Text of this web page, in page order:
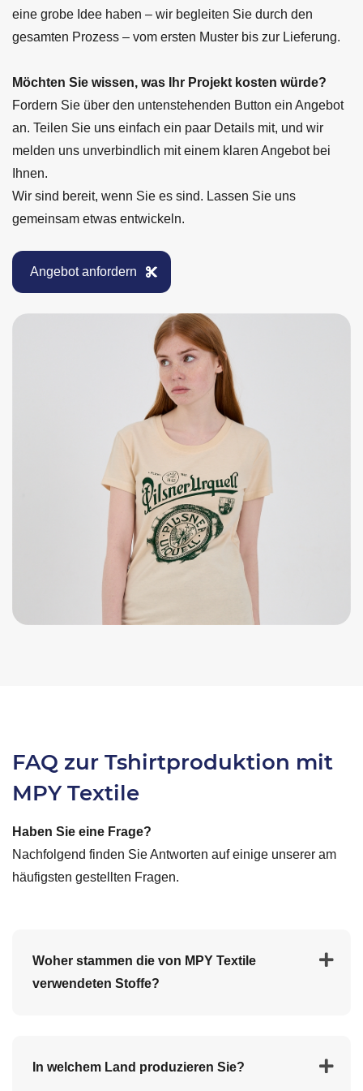
eine grobe Idee haben – wir begleiten Sie durch den
gesamten Prozess – vom ersten Muster bis zur Lieferung.
Möchten Sie wissen, was Ihr Projekt kosten würde?
Fordern Sie über den untenstehenden Button ein Angebot
an. Teilen Sie uns einfach ein paar Details mit, und wir
melden uns unverbindlich mit einem klaren Angebot bei
Ihnen.
Wir sind bereit, wenn Sie es sind. Lassen Sie uns
gemeinsam etwas entwickeln.
Angebot anfordern
FAQ zur Tshirtproduktion mit
MPY Textile
Haben Sie eine Frage?
Nachfolgend finden Sie Antworten auf einige unserer am
häufigsten gestellten Fragen.
Woher stammen die von MPY Textile
verwendeten Stoffe?
Baumwollpflanze. Darüber hinaus importieren wir auch
In welchem Land produzieren Sie?